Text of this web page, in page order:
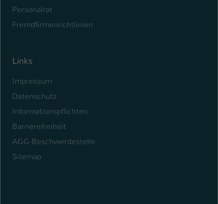
Personalrat
Fremdfirmenrichtlinien
Links
Impressum
Datenschutz
Informationspflichten
Barrierefreiheit
AGG-Beschwerdestelle
Sitemap